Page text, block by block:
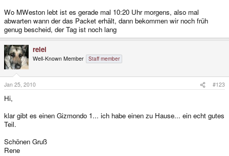
Wo MWeston lebt ist es gerade mal 10:20 Uhr morgens, also mal
abwarten wann der das Packet erhält, dann bekommen wir noch früh
genug bescheid, der Tag ist noch lang
relei
Well-Known Member Staff member
Jan 25, 2010 #123
Hi,
klar gibt es einen Gizmondo 1... ich habe einen zu Hause... ein echt gutes
Teil.
Schönen Gruß
Rene